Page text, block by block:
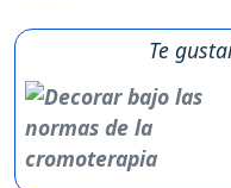
Te